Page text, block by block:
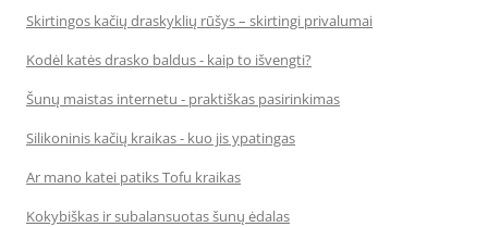
Skirtingos kačių draskyklių rūšys – skirtingi privalumai
Kodėl katės drasko baldus - kaip to išvengti?
Šunų maistas internetu - praktiškas pasirinkimas
Silikoninis kačių kraikas - kuo jis ypatingas
Ar mano katei patiks Tofu kraikas
Kokybiškas ir subalansuotas šunų ėdalas